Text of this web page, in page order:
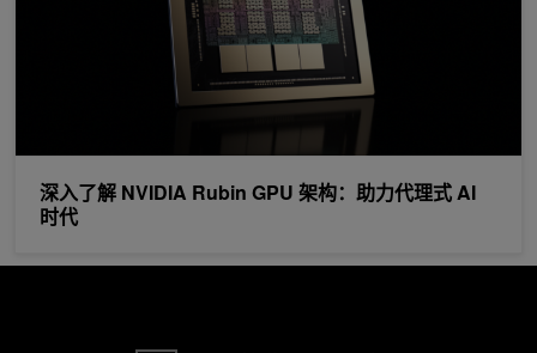
深入了解 NVIDIA Rubin GPU 架构：助力代理式 AI
时代